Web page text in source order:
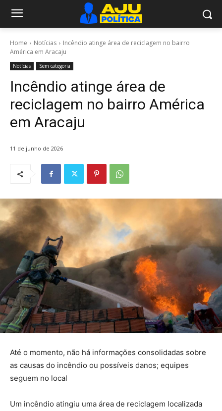
Home Notícias
Incêndio atinge área de reciclagem no bairro
América em Aracaju
Notícias Sem categoria
Incêndio atinge área de
reciclagem no bairro América
em Aracaju
11 de junho de 2026
Até o momento, não há informações consolidadas sobre
as causas do incêndio ou possíveis danos; equipes
seguem no local
Um incêndio atingiu uma área de reciclagem localizada